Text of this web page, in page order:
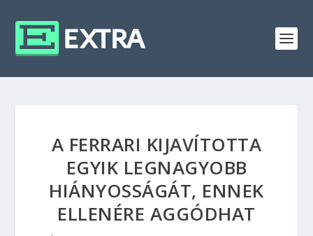
A FERRARI KIJAVÍTOTTA
EGYIK LEGNAGYOBB
HIÁNYOSSÁGÁT, ENNEK
ELLENÉRE AGGÓDHAT